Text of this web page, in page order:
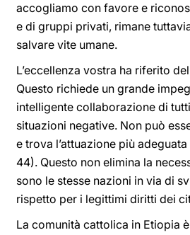
accogliamo con favore e
e di gruppi privati, rimane
salvare vite umane.
L’eccellenza vostra ha riferito
Questo richiede un grande
intelligente collaborazione di
situazioni negative. Non può
e trova l’attuazione più
44). Questo non elimina la
sono le stesse nazioni in via di
rispetto per i legittimi diritti dei
La comunità cattolica in Etiopia